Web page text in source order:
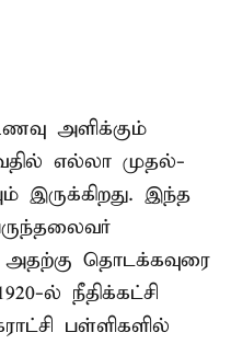
அளிக்கும்
எல்லா முதல்-
இருக்கிறது. இந்த
அதற்கு தொடக்கவுரை
ல் நீதிக்கட்சி
பள்ளிகளில்